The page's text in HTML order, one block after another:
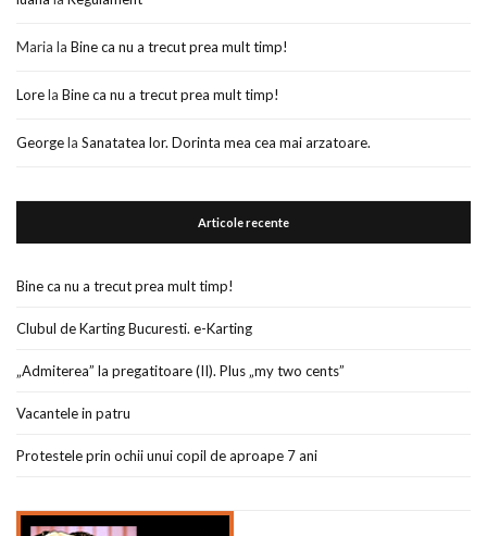
Maria la Bine ca nu a trecut prea mult timp!
Lorela Bine ca nu a trecut prea mult timp!
Georgela Sanatatea lor. Dorinta mea cea mai arzatoare.
Articole recente
Bine ca nu a trecut prea mult timp!
Clubul de Karting Bucuresti. e-Karting
„Admiterea” la pregatitoare (II). Plus „my two cents”
Vacantele in patru
Protestele prin ochii unui copil de aproape 7 ani